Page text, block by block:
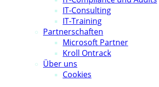
IT-Consulting
IT-Training
Partnerschaften
Microsoft Partner
Kroll Ontrack
Über uns
Cookies